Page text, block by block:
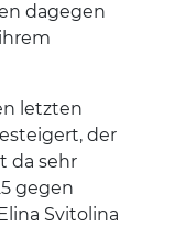
dagegen
letzten
der
da sehr
gegen
Svitolina